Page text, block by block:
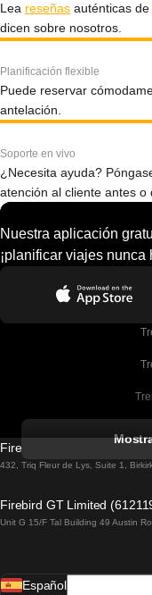
Lea reseñas auténticas de
dicen sobre nosotros.
Planificación flexible
Puede reservar
antelación.
Soporte en vivo
¿Necesita ayuda?
atención al cliente antes o
Nuestra aplicación
¡planificar viajes nunca
Firebird GT Limited (OC
432, Triq Fleur de Lys, Suite 1,
Firebird GT Limited
Unit G 15/F Tal Building 49 Austin
Español